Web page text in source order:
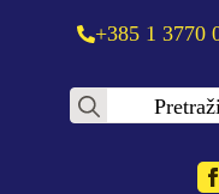
+385 1 3770
Search